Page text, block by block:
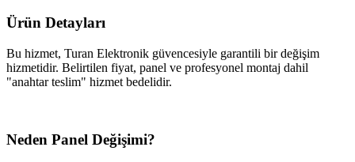
Ürün Detayları
Bu hizmet, Turan Elektronik güvencesiyle garantili bir değişim
hizmetidir. Belirtilen fiyat, panel ve profesyonel montaj dahil
"anahtar teslim" hizmet bedelidir.
Neden Panel Değişimi?